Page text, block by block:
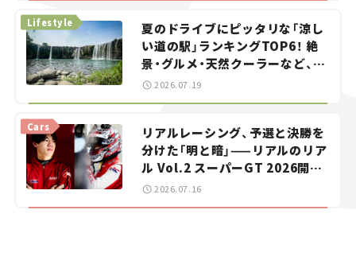
夏のドライブにピッタリな「涼し
い道の駅」ランキングTOP6！ 絶
景・グルメ・天然クーラーなど、避
暑におすすめのスポットを紹介
【道の駅マニアの推し駅ガイド】
Lifestyle
2026.07.19
リアルレーシング、予選と決勝を
分けた「明と暗」——リアルのリア
ル Vol.2 スーパーGT 2026開幕
戦 岡山国際サーキット
Cars
2026.07.16